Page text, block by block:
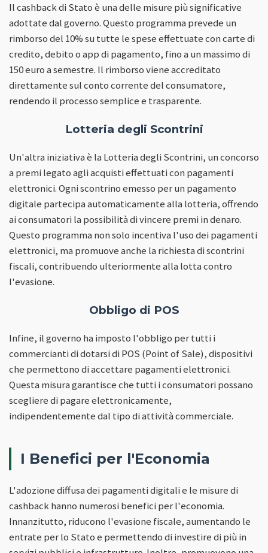
Il cashback di Stato è una delle misure più significative
adottate dal governo. Questo programma prevede un
rimborso del 10% su tutte le spese effettuate con carte di
credito, debito o app di pagamento, fino a un massimo di
150 euro a semestre. Il rimborso viene accreditato
direttamente sul conto corrente del consumatore,
rendendo il processo semplice e trasparente.
Lotteria degli Scontrini
Un'altra iniziativa è la Lotteria degli Scontrini, un concorso
a premi legato agli acquisti effettuati con pagamenti
elettronici. Ogni scontrino emesso per un pagamento
digitale partecipa automaticamente alla lotteria, offrendo
ai consumatori la possibilità di vincere premi in denaro.
Questo programma non solo incentiva l'uso dei pagamenti
elettronici, ma promuove anche la richiesta di scontrini
fiscali, contribuendo ulteriormente alla lotta contro
l'evasione.
Obbligo di POS
Infine, il governo ha imposto l'obbligo per tutti i
commercianti di dotarsi di POS (Point of Sale), dispositivi
che permettono di accettare pagamenti elettronici.
Questa misura garantisce che tutti i consumatori possano
scegliere di pagare elettronicamente,
indipendentemente dal tipo di attività commerciale.
I Benefici per l'Economia
L'adozione diffusa dei pagamenti digitali e le misure di
cashback hanno numerosi benefici per l'economia.
Innanzitutto, riducono l'evasione fiscale, aumentando le
entrate per lo Stato e permettendo di investire di più in